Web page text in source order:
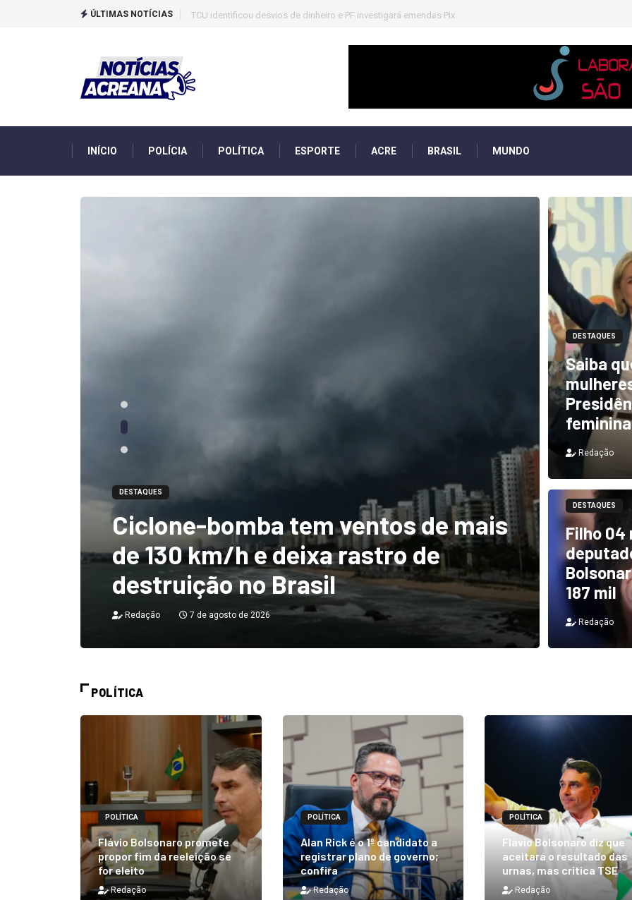
ÚLTIMAS NOTÍCIAS TCU identificou desvios de dinheiro e PF investigará emendas Pix
INÍCIO POLÍCIA POLÍTICA ESPORTE ACRE BRASIL MUNDO
DESTAQUES
Ciclone-bomba tem ventos de mais
de 130 km/h e deixa rastro de
destruição no Brasil
Redação 7 de agosto de 2026
TCU
e PF
DESTAQUES
Saiba
Redação
DESTAQUES
Filho 04
187 mil
Redação
POLÍTICA
POLÍTICA
Flávio Bolsonaro promete
propor fim da reeleição se
for eleito
Redação
POLÍTICA
Alan Rick é o 1º candidato a
registrar plano de governo;
confira
Redação
POLÍTICA
Flávio Bolsonaro diz que
aceitará o resultado das
urnas, mas critica TSE
Redação